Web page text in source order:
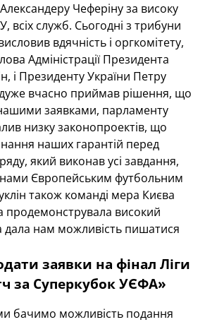
Чеферіну за високу
всіх служб. Сьогодні з трибуни
вдячність і оргкомітету,
Адміністрації Президента
і Президенту України Петру
вчасно приймав рішення, що
заявками, парламенту
низку законопроектів, що
наших гарантій перед
який виконав усі завдання,
нами Європейським футбольним
також команді мера Києва
продемонструвала високий
дала нам можливість пишатися
заявки на фінал Ліги
за Суперкубок УЄФА»
бачимо можливість подання